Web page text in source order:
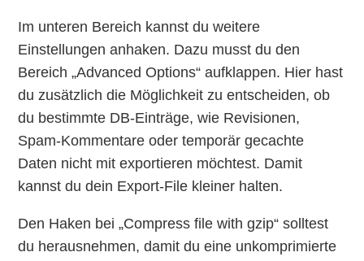
Im unteren Bereich kannst du weitere
Einstellungen anhaken. Dazu musst du den
Bereich „Advanced Options“ aufklappen. Hier hast
du zusätzlich die Möglichkeit zu entscheiden, ob
du bestimmte DB-Einträge, wie Revisionen,
Spam-Kommentare oder temporär gecachte
Daten nicht mit exportieren möchtest. Damit
kannst du dein Export-File kleiner halten.
Den Haken bei „Compress file with gzip“ solltest
du herausnehmen, damit du eine unkomprimierte